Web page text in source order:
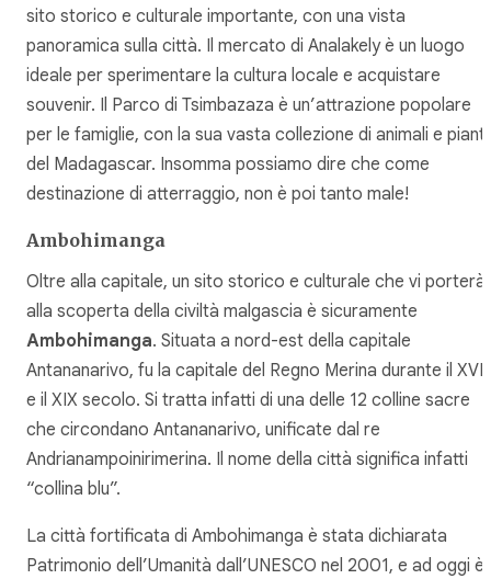
sito storico e culturale importante, con una vista
panoramica sulla città. Il mercato di Analakely è un luogo
ideale per sperimentare la cultura locale e acquistare
souvenir. Il Parco di Tsimbazaza è un’attrazione popolare
per le famiglie, con la sua vasta collezione di animali e
del Madagascar. Insomma possiamo dire che come
destinazione di atterraggio, non è poi tanto male!
Ambohimanga
Oltre alla capitale, un sito storico e culturale che vi porterà
alla scoperta della civiltà malgascia è sicuramente
Ambohimanga. Situata a nord-est della capitale
Antananarivo, fu la capitale del Regno Merina durante il XVII
e il XIX secolo. Si tratta infatti di una delle 12 colline sacre
che circondano Antananarivo, unificate dal re
Andrianampoinirimerina. Il nome della città significa infatti
“collina blu”.
La città fortificata di Ambohimanga è stata dichiarata
Patrimonio dell’Umanità dall’UNESCO nel 2001, e ad oggi è